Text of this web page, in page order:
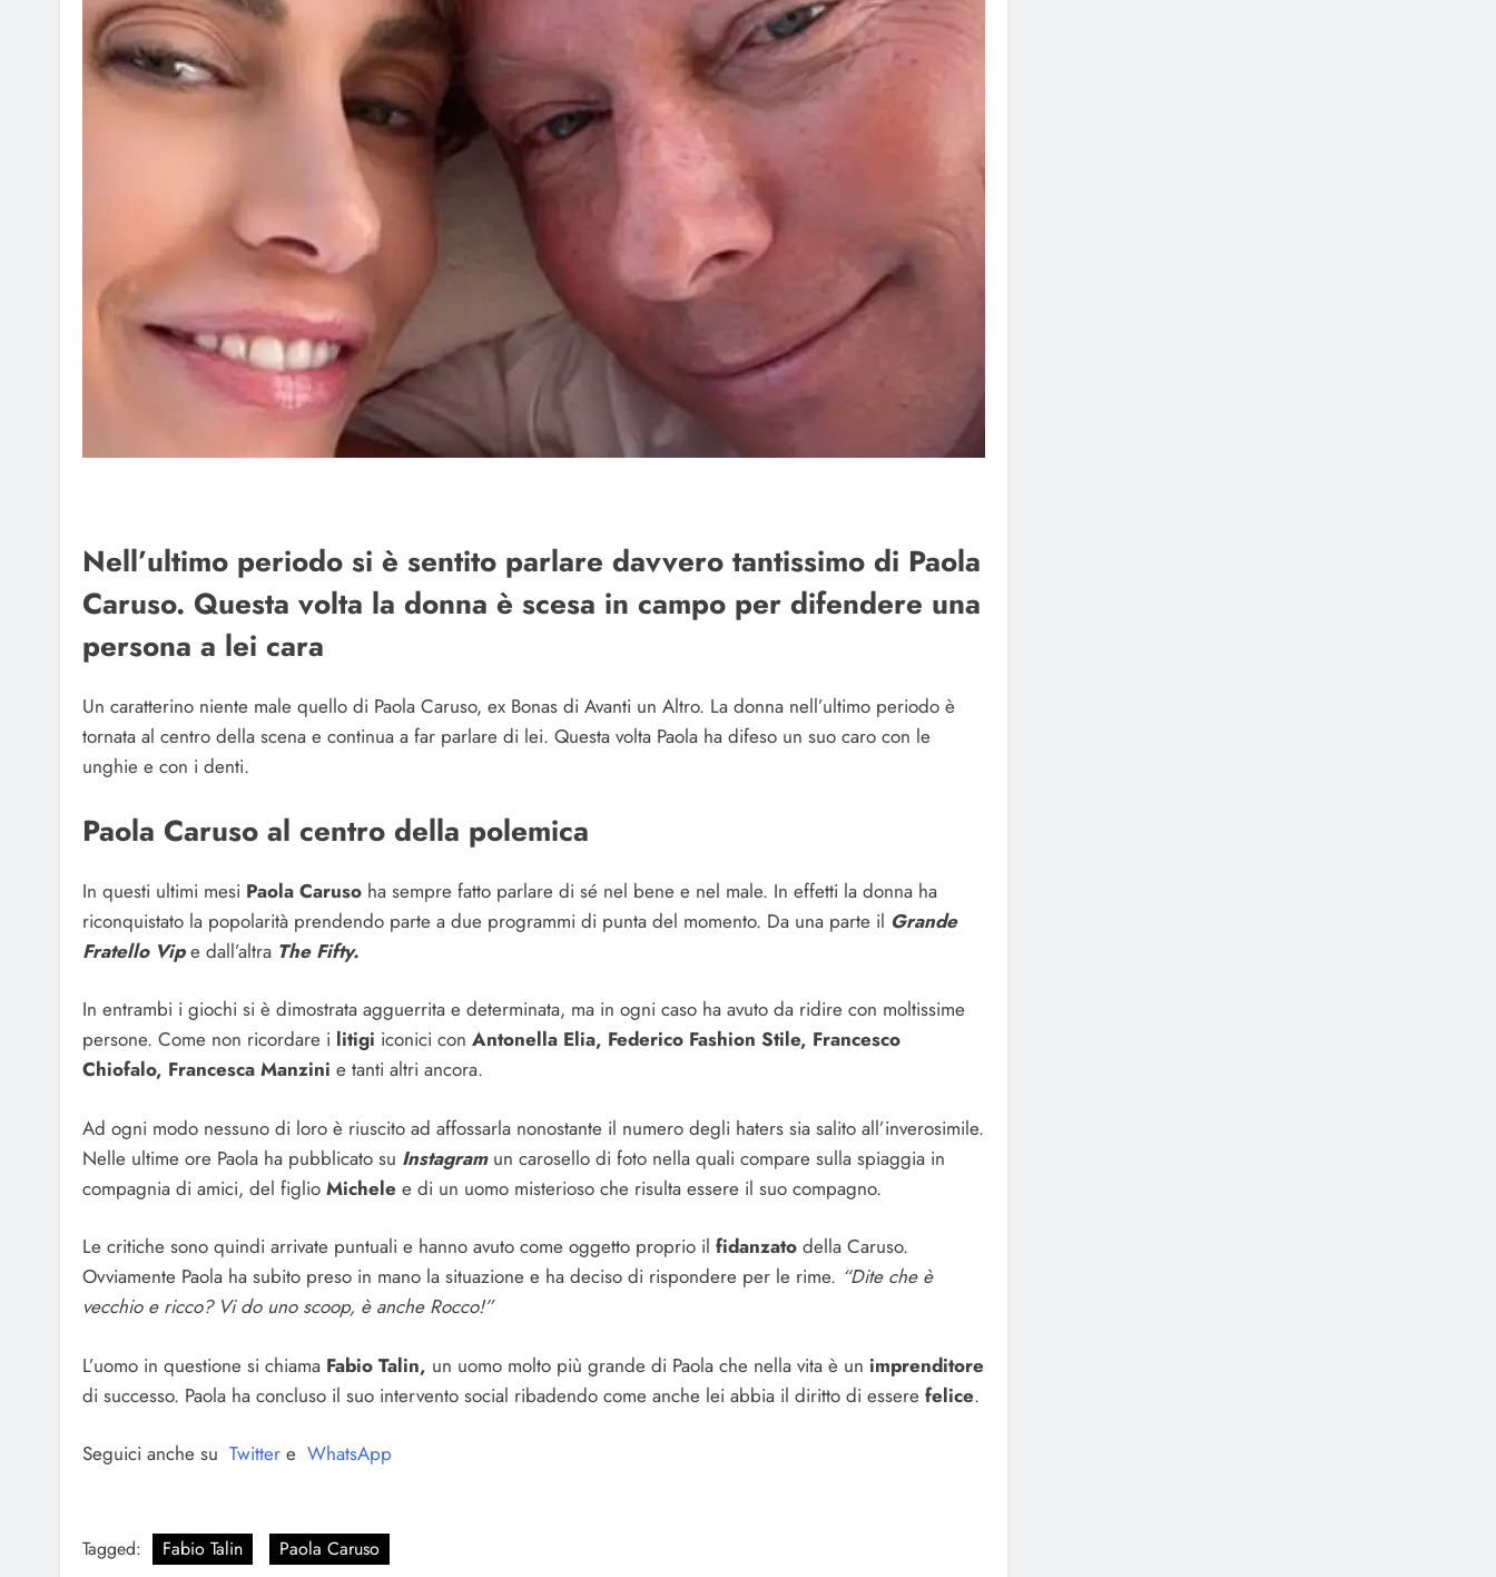
Nell’ultimo periodo si è sentito parlare davvero tantissimo di Paola
Caruso. Questa volta la donna è scesa in campo per difendere una
persona a lei cara
Un caratterino niente male quello di Paola Caruso, ex Bonas di Avanti un Altro. La donna nell’ultimo periodo è
tornata al centro della scena e continua a far parlare di lei. Questa volta Paola ha difeso un suo caro con le
unghie e con i denti.
Paola Caruso al centro della polemica
In questi ultimi mesi Paola Caruso ha sempre fatto parlare di sé nel bene e nel male. In effetti la donna ha
riconquistato la popolarità prendendo parte a due programmi di punta del momento. Da una parte il Grande
Fratello Vipe dall’altra The Fifty.
In entrambi i giochi si è dimostrata agguerrita e determinata, ma in ogni caso ha avuto da ridire con moltissime
persone. Come non ricordare i litigi iconici con Antonella Elia, Federico Fashion Stile, Francesco
Chiofalo, Francesca Manzini e tanti altri ancora.
Ad ogni modo nessuno di loro è riuscito ad affossarla nonostante il numero degli haters sia salito all’inverosimile.
Nelle ultime ore Paola ha pubblicato su Instagram un carosello di foto nella quali compare sulla spiaggia in
compagnia di amici, del figlio Michele e di un uomo misterioso che risulta essere il suo compagno.
Le critiche sono quindi arrivate puntuali e hanno avuto come oggetto proprio il fidanzato della Caruso.
Ovviamente Paola ha subito preso in mano la situazione e ha deciso di rispondere per le rime. “Dite che è
vecchio e ricco? Vi do uno scoop, è anche Rocco!”
L’uomo in questione si chiama Fabio Talin, un uomo molto più grande di Paola che nella vita è un imprenditore
di successo. Paola ha concluso il suo intervento social ribadendo come anche lei abbia il diritto di essere felice.
Seguici anche su Twitter e WhatsApp
Tagged: Fabio Talin Paola Caruso